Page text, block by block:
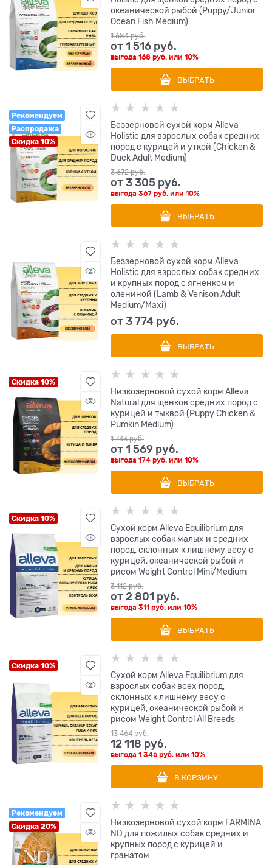
океанической рыбой (Puppy/Junior
Ocean Fish Medium)
1 684 руб.
от1 516 руб.
выгода168 руб. или10%
ВЫБРАТЬ
Рекомендуем
Распродажа
Скидка 10%
Беззерновой сухой корм Alleva
Holistic для взрослых собак средних
пород с курицей и уткой (Chicken &
Duck Adult Medium)
3 672 руб.
от3 305 руб.
выгода367 руб. или10%
ВЫБРАТЬ
Беззерновой сухой корм Alleva
Holistic для взрослых собак средних
и крупных пород с ягненком и
олениной (Lamb & Venison Adult
Medium/Maxi)
от3 774 руб.
ВЫБРАТЬ
Скидка 10%
Низкозерновой сухой корм Alleva
Natural для щенков средних пород с
курицей и тыквой (Puppy Chicken &
Pumkin Medium)
1 743 руб.
от1 569 руб.
выгода174 руб. или10%
ВЫБРАТЬ
Скидка 10%
Сухой корм Alleva Equilibrium для
взрослых собак малых и средних
пород, склонных к лишнему весу с
курицей, океанической рыбой и
рисом Weight Control Mini/Medium
3 112 руб.
от2 801 руб.
выгода311 руб. или10%
ВЫБРАТЬ
Скидка 10%
Сухой корм Alleva Equilibrium для
взрослых собак всех пород,
склонных к лишнему весу с
курицей, океанической рыбой и
рисом Weight Control All Breeds
13 464 руб.
12 118 руб.
выгода1 346 руб. или10%
В КОРЗИНУ
Рекомендуем
Скидка 20%
Низкозерновой cухой корм FARMINA
ND для пожилых собак средних и
крупных пород с курицей и
гранатом